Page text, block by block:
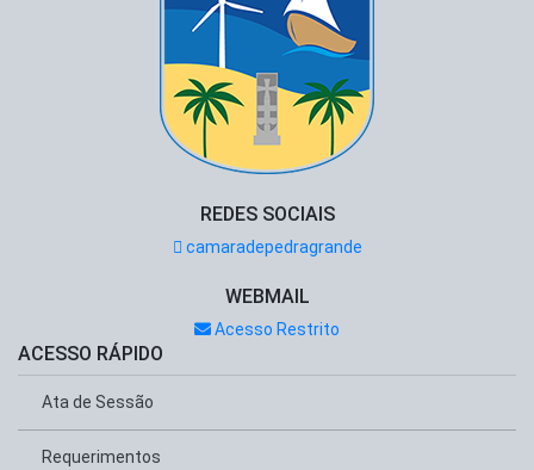
REDES SOCIAIS
camaradepedragrande
WEBMAIL
Acesso Restrito
ACESSO RÁPIDO
Ata de Sessão
Requerimentos